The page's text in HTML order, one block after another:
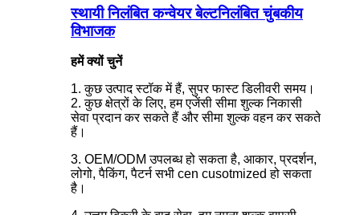
स्थायी निलंबित कन्वेयर बेल्टनिलंबित चुंबकीय
विभाजक
हमें क्यों चुनें
1. कुछ उत्पाद स्टॉक में हैं, सुपर फास्ट डिलीवरी समय।
2. कुछ क्षेत्रों के लिए, हम एजेंसी सीमा शुल्क निकासी
सेवा प्रदान कर सकते हैं और सीमा शुल्क वहन कर सकते
हैं।
3. OEM/ODM उपलब्ध हो सकता है, आकार, प्रदर्शन,
लोगो, पैकिंग, पैटर्न सभी cen cusotmized हो सकता
है।